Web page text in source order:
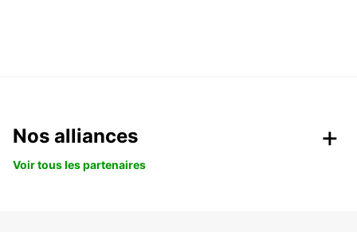
Nos alliances
Voir tous les partenaires